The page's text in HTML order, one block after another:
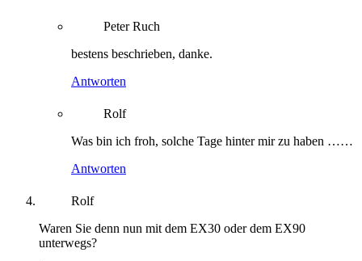
Peter Ruch
bestens beschrieben, danke.
Antworten
Rolf
Was bin ich froh, solche Tage hinter mir zu haben ……
Antworten
Rolf
Waren Sie denn nun mit dem EX30 oder dem EX90
unterwegs?